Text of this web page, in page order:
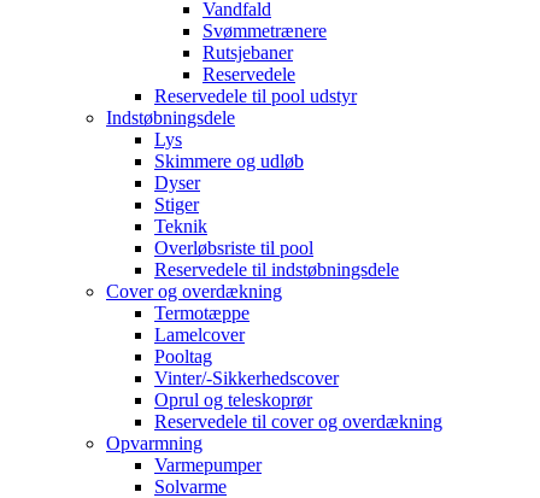
Vandfald
Svømmetrænere
Rutsjebaner
Reservedele
Reservedele til pool udstyr
Indstøbningsdele
Lys
Skimmere og udløb
Dyser
Stiger
Teknik
Overløbsriste til pool
Reservedele til indstøbningsdele
Cover og overdækning
Termotæppe
Lamelcover
Pooltag
Vinter/-Sikkerhedscover
Oprul og teleskoprør
Reservedele til cover og overdækning
Opvarmning
Varmepumper
Solvarme